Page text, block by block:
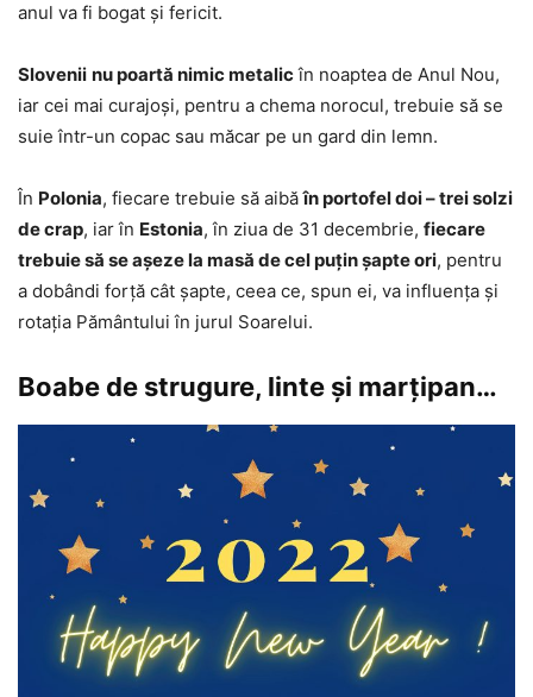
anul va fi bogat şi fericit.
Slovenii nu poartă nimic metalicîn noaptea de Anul Nou,
iar cei mai curajoşi, pentru a chema norocul, trebuie să se
suie într-un copac sau măcar pe un gard din lemn.
În Polonia, fiecare trebuie să aibăîn portofel doi – trei solzi
de crap, iar în Estonia, în ziua de 31 decembrie, fiecare
trebuie să se aşeze la masă de cel puţin şapte ori, pentru
a dobândi forţă cât şapte, ceea ce, spun ei, va influenţa şi
rotaţia Pământului în jurul Soarelui.
Boabe de strugure, linte şi marţipan…